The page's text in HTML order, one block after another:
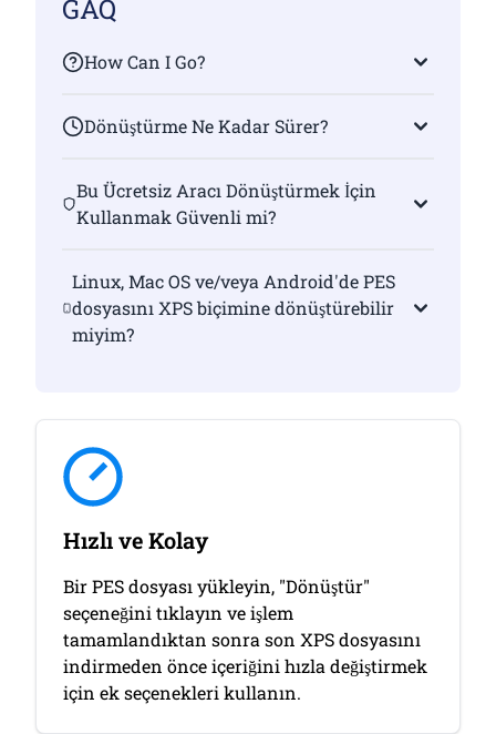
GAQ
How Can I Go?
Dönüştürme Ne Kadar Sürer?
Bu Ücretsiz Aracı Dönüştürmek İçin
Kullanmak Güvenli mi?
Linux, Mac OS ve/veya Android'de PES
dosyasını XPS biçimine dönüştürebilir
miyim?
Hızlı ve Kolay
Bir PES dosyası yükleyin, "Dönüştür"
seçeneğini tıklayın ve işlem
tamamlandıktan sonra son XPS dosyasını
indirmeden önce içeriğini hızla değiştirmek
için ek seçenekleri kullanın.